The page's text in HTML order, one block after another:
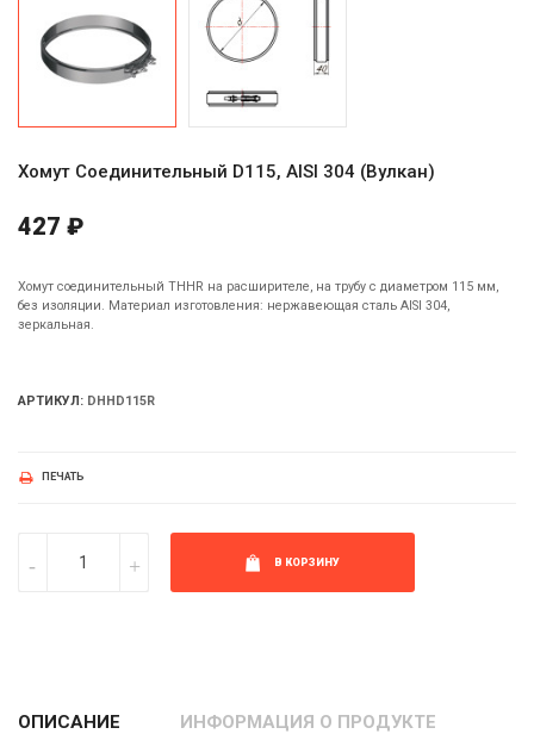
Хомут Соединительный D115, AISI 304 (Вулкан)
427 ₽
Хомут соединительный THHR на расширителе, на трубу с диаметром 115 мм,
без изоляции. Материал изготовления: нержавеющая сталь AISI 304,
зеркальная.
АРТИКУЛ: DHHD115R
ПЕЧАТЬ
В КОРЗИНУ
ОПИСАНИЕ ИНФОРМАЦИЯ О ПРОДУКТЕ